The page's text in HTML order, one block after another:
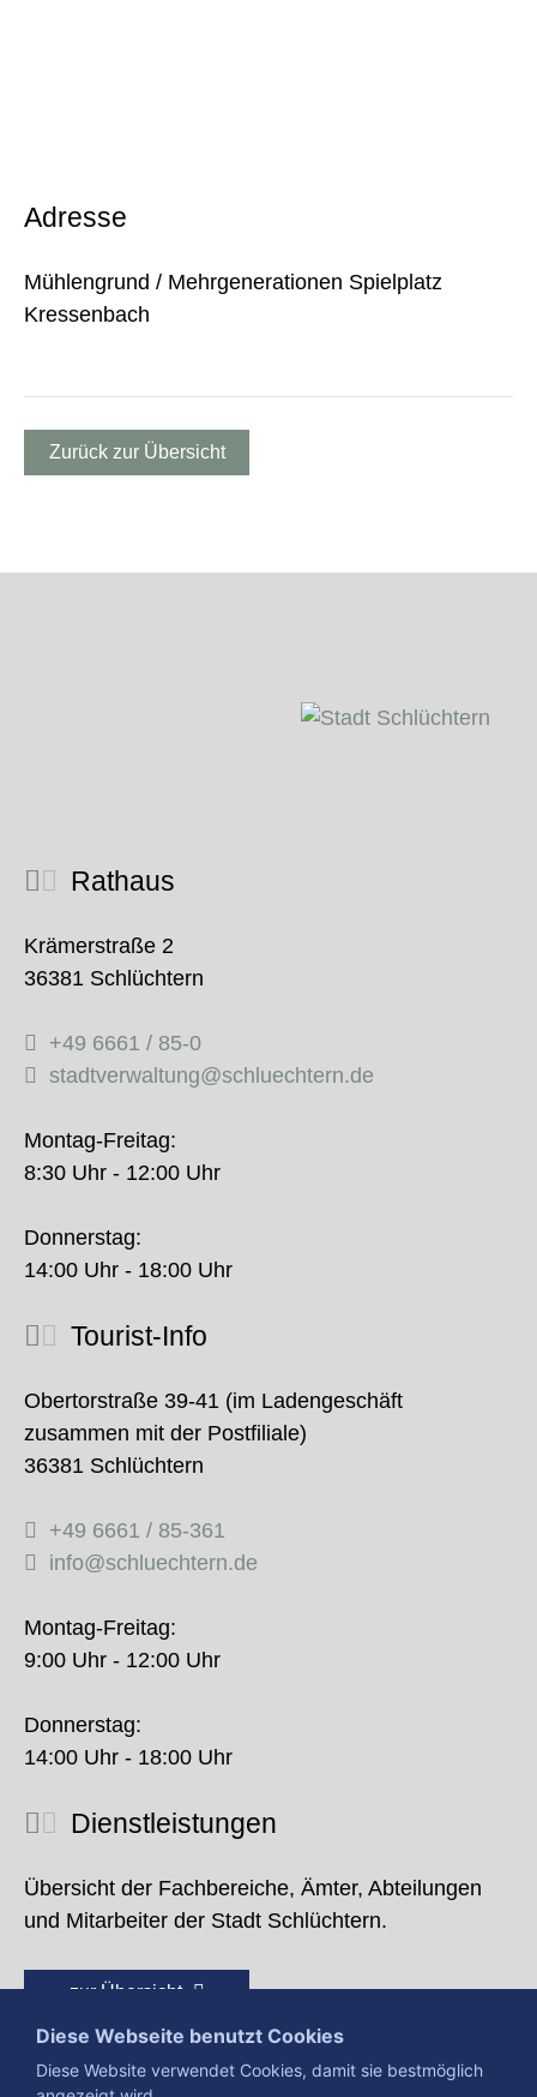
Adresse
Mühlengrund / Mehrgenerationen Spielplatz
Kressenbach
Zurück zur Übersicht
Rathaus
Krämerstraße 2
36381 Schlüchtern
+49 6661 / 85-0
stadtverwaltung@schluechtern.de
Montag-Freitag:
8:30 Uhr - 12:00 Uhr
Donnerstag:
14:00 Uhr - 18:00 Uhr
Tourist-Info
Obertorstraße 39-41 (im Ladengeschäft
zusammen mit der Postfiliale)
36381 Schlüchtern
+49 6661 / 85-361
info@schluechtern.de
Montag-Freitag:
9:00 Uhr - 12:00 Uhr
Donnerstag:
14:00 Uhr - 18:00 Uhr
Dienstleistungen
Übersicht der Fachbereiche, Ämter, Abteilungen
und Mitarbeiter der Stadt Schlüchtern.
zur Übersicht
Diese Webseite benutzt Cookies
Diese Website verwendet Cookies, damit sie bestmöglich